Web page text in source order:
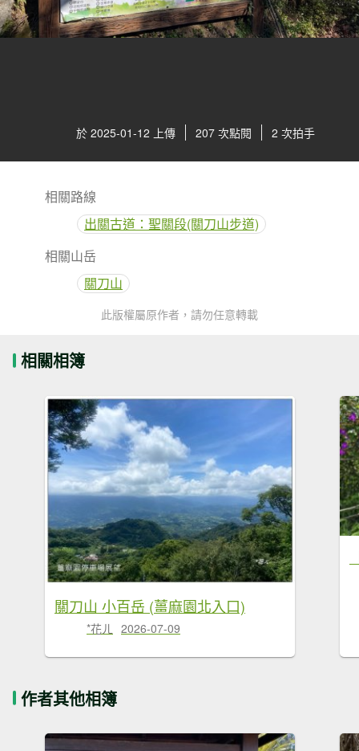
於 2025-01-12 上傳 207 次點閱 2 次拍手
相關路線
出關古道：聖關段(關刀山步道)
相關山岳
關刀山
此版權屬原作者，請勿任意轉載
相關相簿
關刀山 小百岳 (薑麻園北入口)
*花ㄦ 2026-07-09
作者其他相簿